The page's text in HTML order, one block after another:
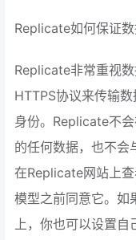
Replicate如何保证数
Replicate非常重视
HTTPS协议来传输
身份。Replicate不
的任何数据，也不会
在Replicate网站上
模型之前同意它。如
上，你也可以设置